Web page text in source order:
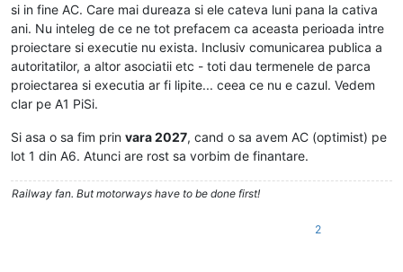
si in fine AC. Care mai dureaza si ele cateva luni pana la cativa
ani. Nu inteleg de ce ne tot prefacem ca aceasta perioada intre
proiectare si executie nu exista. Inclusiv comunicarea publica a
autoritatilor, a altor asociatii etc - toti dau termenele de parca
proiectarea si executia ar fi lipite... ceea ce nu e cazul. Vedem
clar pe A1 PiSi.
Si asa o sa fim prin vara 2027, cand o sa avem AC (optimist) pe
lot 1 din A6. Atunci are rost sa vorbim de finantare.
Railway fan. But motorways have to be done first!
2